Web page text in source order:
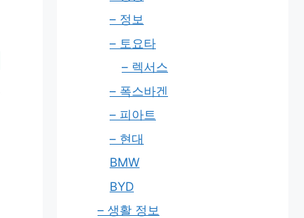
– 정보
– 토요타
– 렉서스
– 폭스바겐
– 피아트
– 현대
BMW
BYD
– 생활 정보